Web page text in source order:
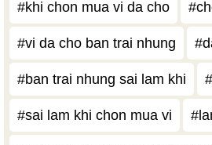
#khi chon mua vi da cho
#vi da cho ban trai nhung
#ban trai nhung sai lam khi
#sai lam khi chon mua vi